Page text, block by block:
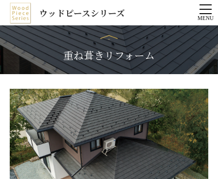
ウッドピースシリーズ
重ね葺きリフォーム